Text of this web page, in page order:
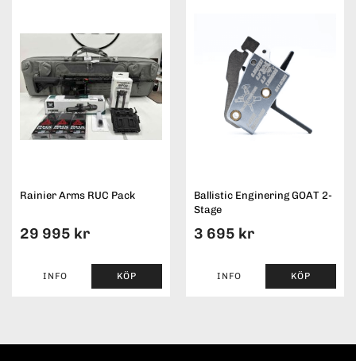
Rainier Arms RUC Pack
29 995 kr
INFO KÖP
Ballistic Enginering GOAT 2-
Stage
3 695 kr
INFO KÖP